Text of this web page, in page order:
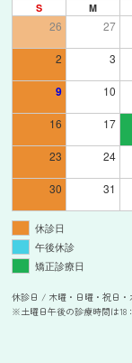
S M
26 27
2 3
9 10
16 17
23 24
30 31
休診日
午後休診
矯正診療日
休診日 / 木曜・日曜・祝日・
※土曜日午後の診療時間は18